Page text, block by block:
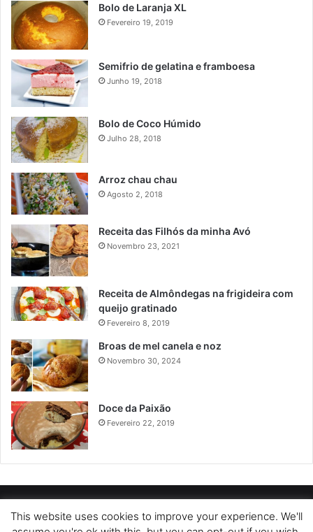
Bolo de Laranja XL
Fevereiro 19, 2019
Semifrio de gelatina e framboesa
Junho 19, 2018
Bolo de Coco Húmido
Julho 28, 2018
Arroz chau chau
Agosto 2, 2018
Receita das Filhós da minha Avó
Novembro 23, 2021
Receita de Almôndegas na frigideira com
queijo gratinado
Fevereiro 8, 2019
Broas de mel canela e noz
Novembro 30, 2024
Doce da Paixão
Fevereiro 22, 2019
POLÍTICA DE PRIVACIDADE SOBRE NÓS
POLÍTICA DE COOKIES
This website uses cookies to improve your experience. We'll